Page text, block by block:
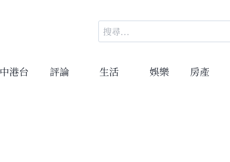
搜
尋
鍵
中港台 評論 生活 娛樂 房產